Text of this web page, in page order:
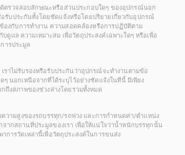
ตรวจสอบลักษณะหรือส่วนประกอบใดๆ ของอุปกรณ์นอก
อรับประกันทั้งโดยชัดแจ้งหรือโดยปริยายเกี่ยวกับอุปกรณ์
องกับการทำงาน ความสอดคล้องหรือการปฏิบัติตาม
ล ความเหมาะสม เพื่อวัตถุประสงค์เฉพาะใดๆ หรือเพื่อ
ารประมูล
าไม่รับรองหรือรับประกันว่าอุปกรณ์จะทำงานตามข้อ
นอกเหนือจากที่ได้ระบุไว้อย่างชัดแจ้งในที่นี้ มีเพียง
ถึงสภาพของช่วงล่างโดยรวมทั้งหมด
วามสูงของรถบรรทุก/รถพ่วง และการกำหนดค่า/ตำแหน่ง
กสถานที่ประมูลของเรา เพื่อให้แน่ใจว่าน้ำหนักบรรทุกนั้น
การวัดเหล่านี้เพื่อวัตถุประสงค์ในการขนส่ง